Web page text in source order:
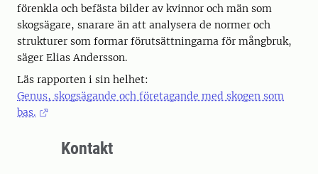
förenkla och befästa bilder av kvinnor och män som
skogsägare, snarare än att analysera de normer och
strukturer som formar förutsättningarna för mångbruk,
säger Elias Andersson.
Läs rapporten i sin helhet:
Genus, skogsägande och företagande med skogen som
bas.
Kontakt